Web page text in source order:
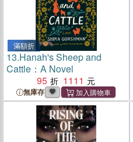
滿額折
13.Hanah's Sheep and
Cattle：A Novel
95
1111
無庫存